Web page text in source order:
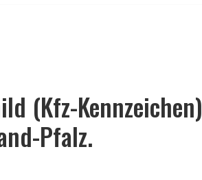
(Kfz-Kennzeichen)
Pfalz.